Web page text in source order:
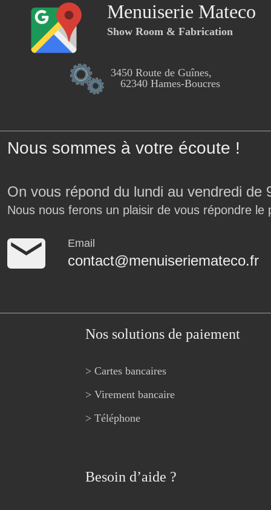
Menuiserie Mateco
Show Room & Fabrication
3450 Route de Guînes,
62340 Hames-Boucres
Nous sommes à votre écoute !
On vous répond du lundi au vendredi
Nous nous ferons un plaisir de vous répondre le
Email
contact@menuiseriemateco.fr
Nos solutions de paiement
> Cartes bancaires
> Virement bancaire
> Téléphone
Besoin d’aide ?